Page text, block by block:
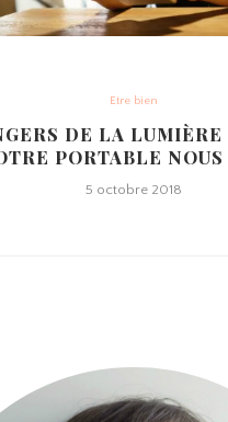
Etre bien
DE LA LUMIÈRE
PORTABLE
5 octobre 2018